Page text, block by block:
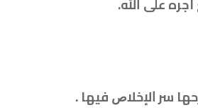
ﺳﺮ ﺍﻹﺧﻼﺹ ﻓﻴﻬﺎ .